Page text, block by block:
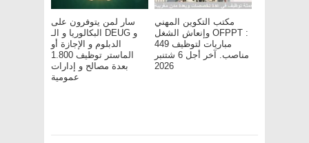
سار لمن يتوفرون على
البكالوريا و الـ DEUG و
الدبلوم و الإجازة أو
الماستر توظيف 1.800
بعدة مصالح و إدارات
عمومية
مكتب التكوين المهني
وإنعاش الشغل OFPPT :
مباريات لتوظيف 449
مناصب. آخر أجل 6 شتنبر
2026